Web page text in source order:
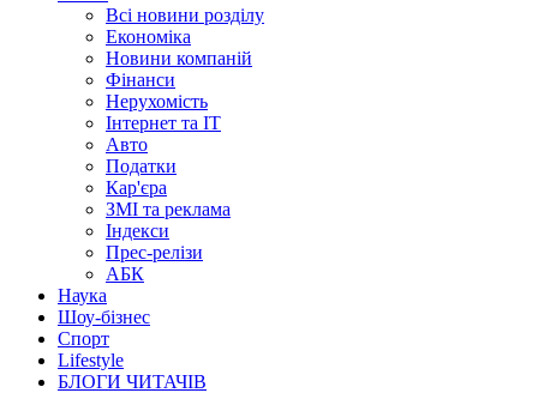
Всі новини розділу
Економіка
Новини компаній
Фінанси
Нерухомість
Інтернет та IT
Авто
Податки
Кар'єра
ЗМІ та реклама
Індекси
Прес-релізи
АБК
Наука
Шоу-бізнес
Спорт
Lifestyle
БЛОГИ ЧИТАЧІВ